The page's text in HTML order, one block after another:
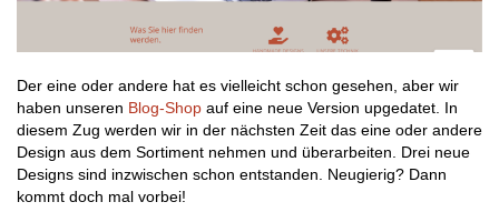
Der eine oder andere hat es vielleicht schon gesehen, aber wir
haben unseren Blog-Shop auf eine neue Version upgedatet. In
diesem Zug werden wir in der nächsten Zeit das eine oder andere
Design aus dem Sortiment nehmen und überarbeiten. Drei neue
Designs sind inzwischen schon entstanden. Neugierig? Dann
kommt doch mal vorbei!